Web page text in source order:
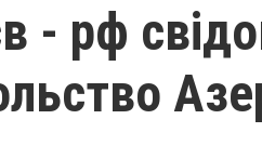
- рф